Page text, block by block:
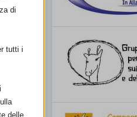
di
tutti i
delle